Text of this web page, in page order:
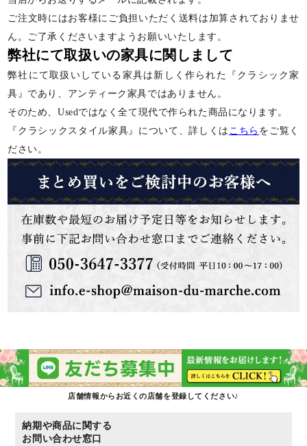
ご注文時にはお客様にご負担いただく送料は加算されておりませ
ん。ご了承くださいますようお願いいたします。
弊社にて取扱いの家具に関しまして
弊社にて取扱いしている家具は新しく作られた『クラシック家
具』であり、アンティーク家具ではありません。
そのため、Usedではなく全て現代で作られた商品になります。
『クラシックスタイル家具』について、詳しくは こちら をご覧く
ださい。
店舗情報からお近くの店舗を登録してください♪
納期や商品に関する
お問い合わせ窓口